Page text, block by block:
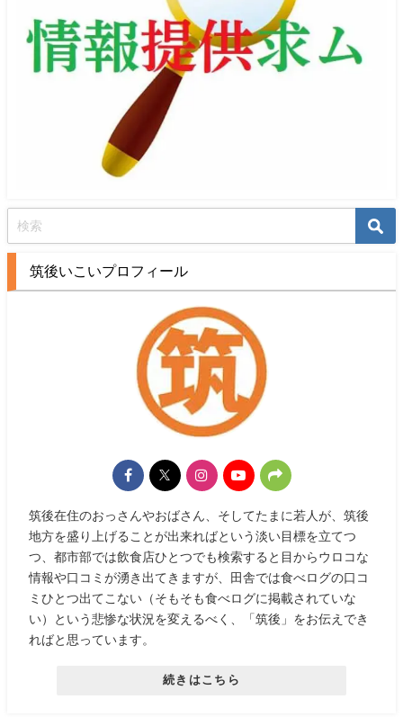
筑後いこいプロフィール
筑後在住のおっさんやおばさん、そしてたまに若人が、筑後
地方を盛り上げることが出来ればという淡い目標を立てつ
つ、都市部では飲食店ひとつでも検索すると目からウロコな
情報や口コミが湧き出てきますが、田舎では食べログの口コ
ミひとつ出てこない（そもそも食べログに掲載されていな
い）という悲惨な状況を変えるべく、「筑後」をお伝えでき
ればと思っています。
続きはこちら